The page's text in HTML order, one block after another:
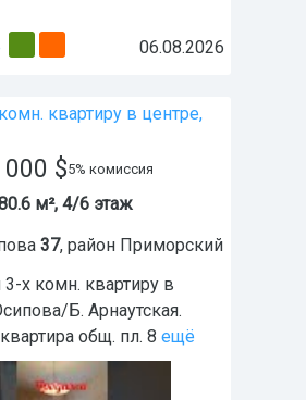
06.08.2026
квартиру в центре,
$5% комиссия
м², 4/6 этаж
37, район Приморский
х комн. квартиру в
Б. Арнаутская.
общ. пл. 8 ещё